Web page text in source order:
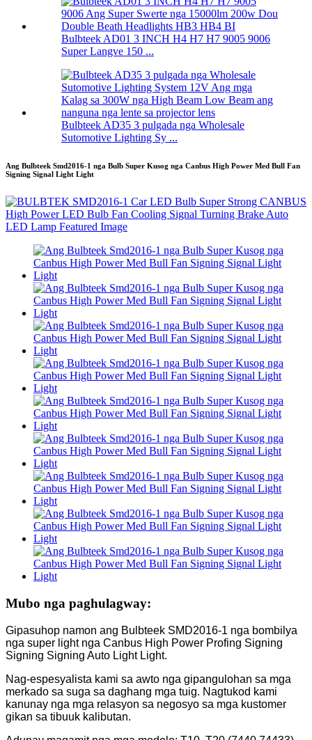
Bulbteek AD01 3 INCH H4 H7 H7 9005 9006
Super Langve 150 ...
Bulbteek AD35 3 pulgada nga Wholesale
Sutomotive Lighting Sy ...
Ang Bulbteek Smd2016-1 nga Bulb Super Kusog nga Canbus High Power Med Bull Fan
Signing Signal Light Light
Mubo nga paghulagway:
Gipasuhop namon ang Bulbteek SMD2016-1 nga bombilya
nga super light nga Canbus High Power Profing Signing
Signing Signing Auto Light Light.
Nag-espesyalista kami sa awto nga gipangulohan sa mga
merkado sa suga sa daghang mga tuig. Nagtukod kami
kanunay nga mga relasyon sa negosyo sa mga kustomer
gikan sa tibuuk kalibutan.